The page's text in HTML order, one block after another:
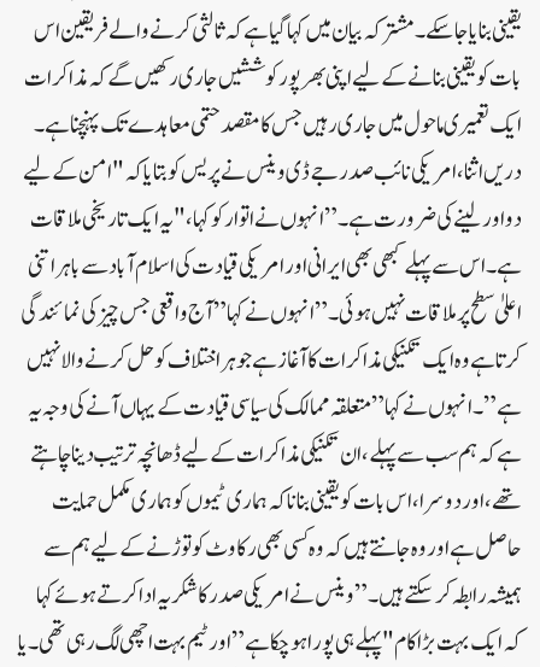
یقینی بنایا جا سکے۔مشترکہ بیان میں کہا گیا ہے کہ ثالثی کرنے والے فریقین اس
بات کو یقینی بنانے کے لیے اپنی بھرپور کوششیں جاری رکھیں گے کہ مذاکرات
ایک تعمیری ماحول میں جاری رہیں جس کا مقصد حتمی معاہدے تک پہنچنا ہے۔
دریں اثنا، امریکی نائب صدر جے ڈی وینس نے پریس کو بتایا کہ "امن کے لیے
دو اور لینے کی ضرورت ہے۔”انہوں نے اتوار کو کہا، "یہ ایک تاریخی ملاقات
ہے۔ اس سے پہلے کبھی بھی ایرانی اور امریکی قیادت کی اسلام آباد سے باہر اتنی
اعلیٰ سطح پر ملاقات نہیں ہوئی۔”انہوں نے کہا”آج واقعی جس چیز کی نمائندگی
کرتا ہے وہ ایک تکنیکی مذاکرات کا آغاز ہے جو ہر اختلاف کو حل کرنے والا نہیں
ہے” ۔انہوں نے کہا”متعلقہ ممالک کی سیاسی قیادت کے یہاں آنے کی وجہ یہ
ہے کہ ہم سب سے پہلے، ان تکنیکی مذاکرات کے لیے ڈھانچہ ترتیب دینا چاہتے
تھے، اور دوسرا، اس بات کو یقینی بنانا کہ ہماری ٹیموں کو ہماری مکمل حمایت
حاصل ہے اور وہ جانتے ہیں کہ وہ کسی بھی رکاوٹ کو توڑنے کے لیے ہم سے
ہمیشہ رابطہ کر سکتے ہیں۔”وینس نے امریکی صدر کا شکریہ ادا کرتے ہوئے کہا
کہ ایک بہت بڑا کام "پہلے ہی پورا ہو چکا ہے” اور ٹیم بہت اچھی لگ رہی تھی۔یا